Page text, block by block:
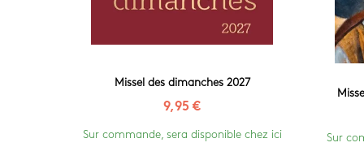
Missel des dimanches 2027
9,95 €
Sur commande, sera disponible chez ici
Sur